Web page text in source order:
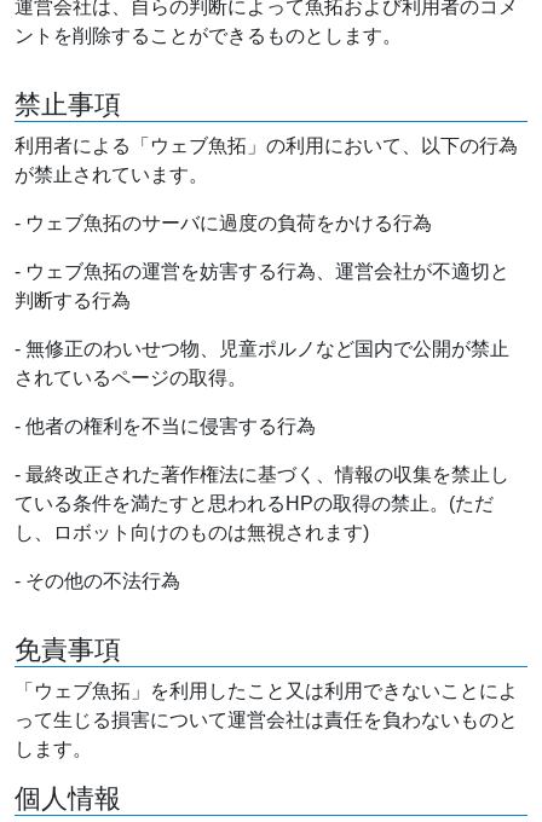
運営会社は、自らの判断によって魚拓および利用者のコメ
ントを削除することができるものとします。
禁止事項
利用者による「ウェブ魚拓」の利用において、以下の行為
が禁止されています。
- ウェブ魚拓のサーバに過度の負荷をかける行為
- ウェブ魚拓の運営を妨害する行為、運営会社が不適切と
判断する行為
- 無修正のわいせつ物、児童ポルノなど国内で公開が禁止
されているページの取得。
- 他者の権利を不当に侵害する行為
- 最終改正された著作権法に基づく、情報の収集を禁止し
ている条件を満たすと思われるHPの取得の禁止。(ただ
し、ロボット向けのものは無視されます)
- その他の不法行為
免責事項
「ウェブ魚拓」を利用したこと又は利用できないことによ
って生じる損害について運営会社は責任を負わないものと
します。
個人情報